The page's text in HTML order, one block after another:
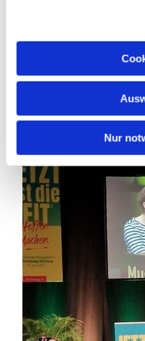
Nur
Kirchentag und Pfarrerin